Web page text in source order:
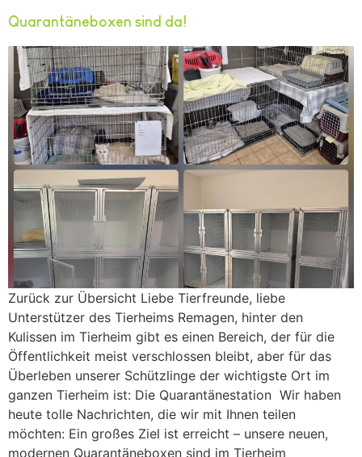
Quarantäneboxen sind da!
Zurück zur Übersicht Liebe Tierfreunde, liebe
Unterstützer des Tierheims Remagen, hinter den
Kulissen im Tierheim gibt es einen Bereich, der für die
Öffentlichkeit meist verschlossen bleibt, aber für das
Überleben unserer Schützlinge der wichtigste Ort im
ganzen Tierheim ist: Die Quarantänestation Wir haben
heute tolle Nachrichten, die wir mit Ihnen teilen
möchten: Ein großes Ziel ist erreicht – unsere neuen,
modernen Quarantäneboxen sind im Tierheim